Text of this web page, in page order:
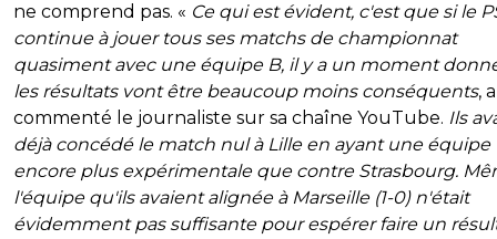
ne comprend pas. « Ce qui est évident, c'est que si le
continue à jouer tous ses matchs de championnat
quasiment avec une équipe B, il y a un moment
les résultats vont être beaucoup moins conséquents, a
commenté le journaliste sur sa chaîne YouTube. Ils
déjà concédé le match nul à Lille en ayant une équipe
encore plus expérimentale que contre Strasbourg.
l'équipe qu'ils avaient alignée à Marseille (1-0) n'était
évidemment pas suffisante pour espérer faire un